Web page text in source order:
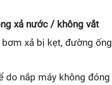
xả nước / không vắt
xả bị kẹt, đường
do nắp máy không